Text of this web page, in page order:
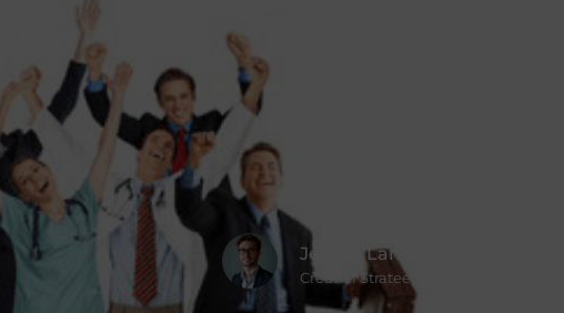
Jeroen Landman
Creatief Strateeg & Schrijver